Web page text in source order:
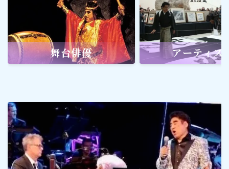
文化・芸術活動
社会貢献 社会貢献
スポーツ
メディア・ネット
深見東州 (半田晴久)
舞台俳優 アーティス